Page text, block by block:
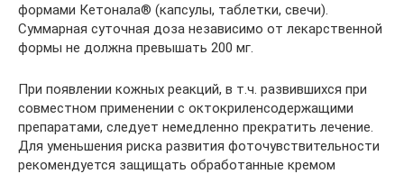
формами Кетонала® (капсулы, таблетки, свечи).
Суммарная суточная доза независимо от лекарственной
формы не должна превышать 200 мг.
При появлении кожных реакций, в т.ч. развившихся при
совместном применении с октокриленсодержащими
препаратами, следует немедленно прекратить лечение.
Для уменьшения риска развития фоточувствительности
рекомендуется защищать обработанные кремом